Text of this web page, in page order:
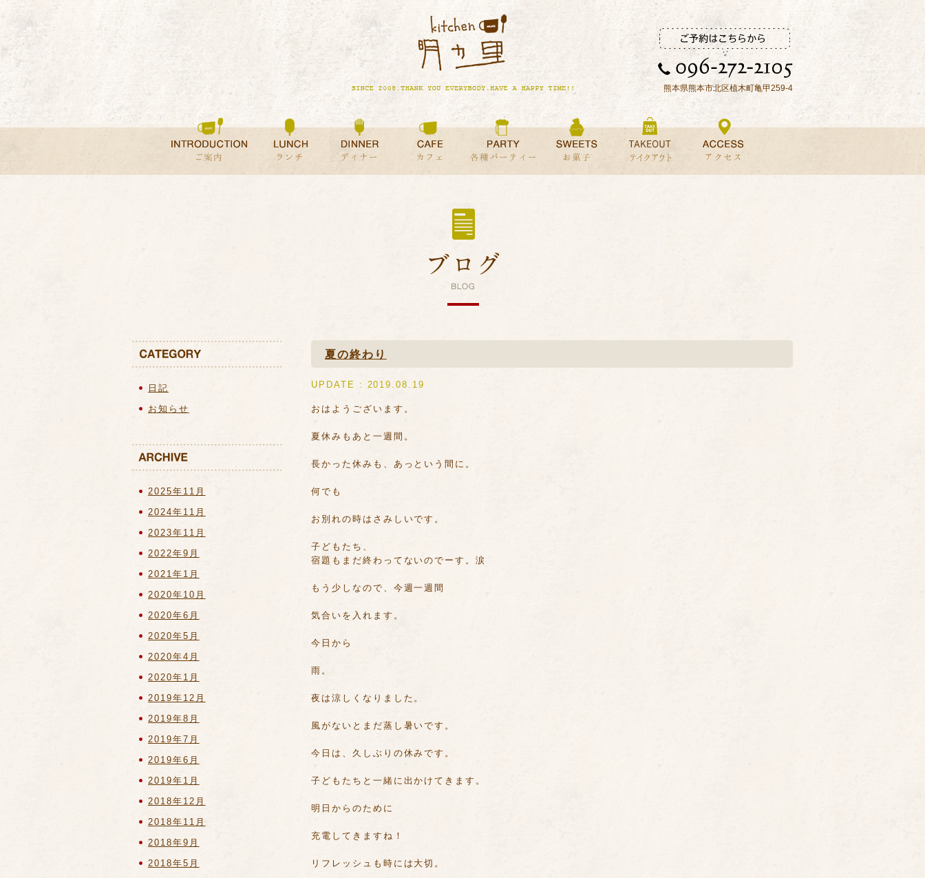
熊本県熊本市北区植木町亀甲259-4
日記
お知らせ
2025年11月
2024年11月
2023年11月
2022年9月
2021年1月
2020年10月
2020年6月
2020年5月
2020年4月
2020年1月
2019年12月
2019年8月
2019年7月
2019年6月
2019年1月
2018年12月
2018年11月
2018年9月
2018年5月
夏の終わり
UPDATE : 2019.08.19
おはようございます。
夏休みもあと一週間。
長かった休みも、あっという間に。
何でも
お別れの時はさみしいです。
子どもたち、
宿題もまだ終わってないのでーす。涙
もう少しなので、今週一週間
気合いを入れます。
今日から
雨。
夜は涼しくなりました。
風がないとまだ蒸し暑いです。
今日は、久しぶりの休みです。
子どもたちと一緒に出かけてきます。
明日からのために
充電してきますね！
リフレッシュも時には大切。